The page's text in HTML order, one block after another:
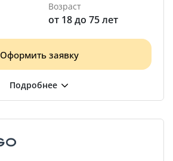
Возраст
от 18 до 75 лет
Оформить заявку